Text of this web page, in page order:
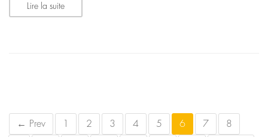
Lire la suite
← Prev 1 2 3 4 5 6 7 8